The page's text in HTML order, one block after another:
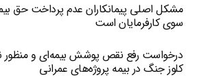
مشکل اصلی پیمانکاران عدم پرداخت حق
سوی کارفرمایان است
درخواست رفع نقص پوشش بیمه‌ای و منظور
کلوز جنگ در بیمه پروژه‌های عمرانی